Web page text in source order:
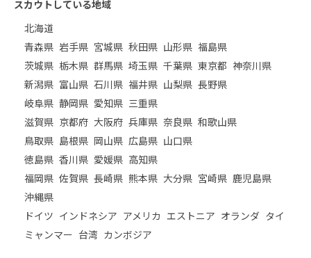
スカウトしている地域
北海道
青森県 岩手県 宮城県 秋田県 山形県 福島県
茨城県 栃木県 群馬県 埼玉県 千葉県 東京都 神奈川県
新潟県 富山県 石川県 福井県 山梨県 長野県
岐阜県 静岡県 愛知県 三重県
滋賀県 京都府 大阪府 兵庫県 奈良県 和歌山県
鳥取県 島根県 岡山県 広島県 山口県
徳島県 香川県 愛媛県 高知県
福岡県 佐賀県 長崎県 熊本県 大分県 宮崎県 鹿児島県
沖縄県
ドイツ インドネシア アメリカ エストニア オランダ タイ
ミャンマー 台湾 カンボジア